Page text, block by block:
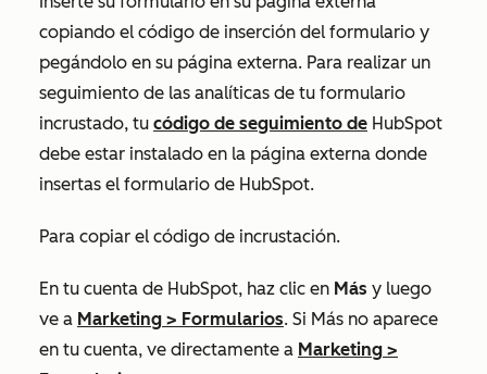
copiando el código de inserción del formulario y
pegándolo en su página externa. Para realizar un
seguimiento de las analíticas de tu formulario
incrustado, tu código de seguimiento de HubSpot
debe estar instalado en la página externa donde
insertas el formulario de HubSpot.
Para copiar el código de incrustación.
En tu cuenta de HubSpot, haz clic en Más y luego
ve a Marketing > Formularios. Si Más no aparece
en tu cuenta, ve directamente a Marketing >